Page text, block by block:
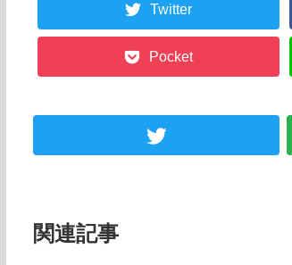
Twitter
Pocket
関連記事